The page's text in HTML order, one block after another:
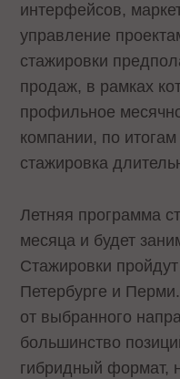
интерфейсов,
управление
стажировки
продаж, в рамках
профильное
компании, по
стажировка
Летняя программа
месяца и будет
Стажировки
Петербурге и
от выбранного
большинство
гибридный формат,